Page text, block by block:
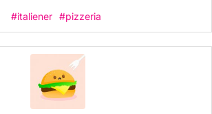
#italiener #pizzeria